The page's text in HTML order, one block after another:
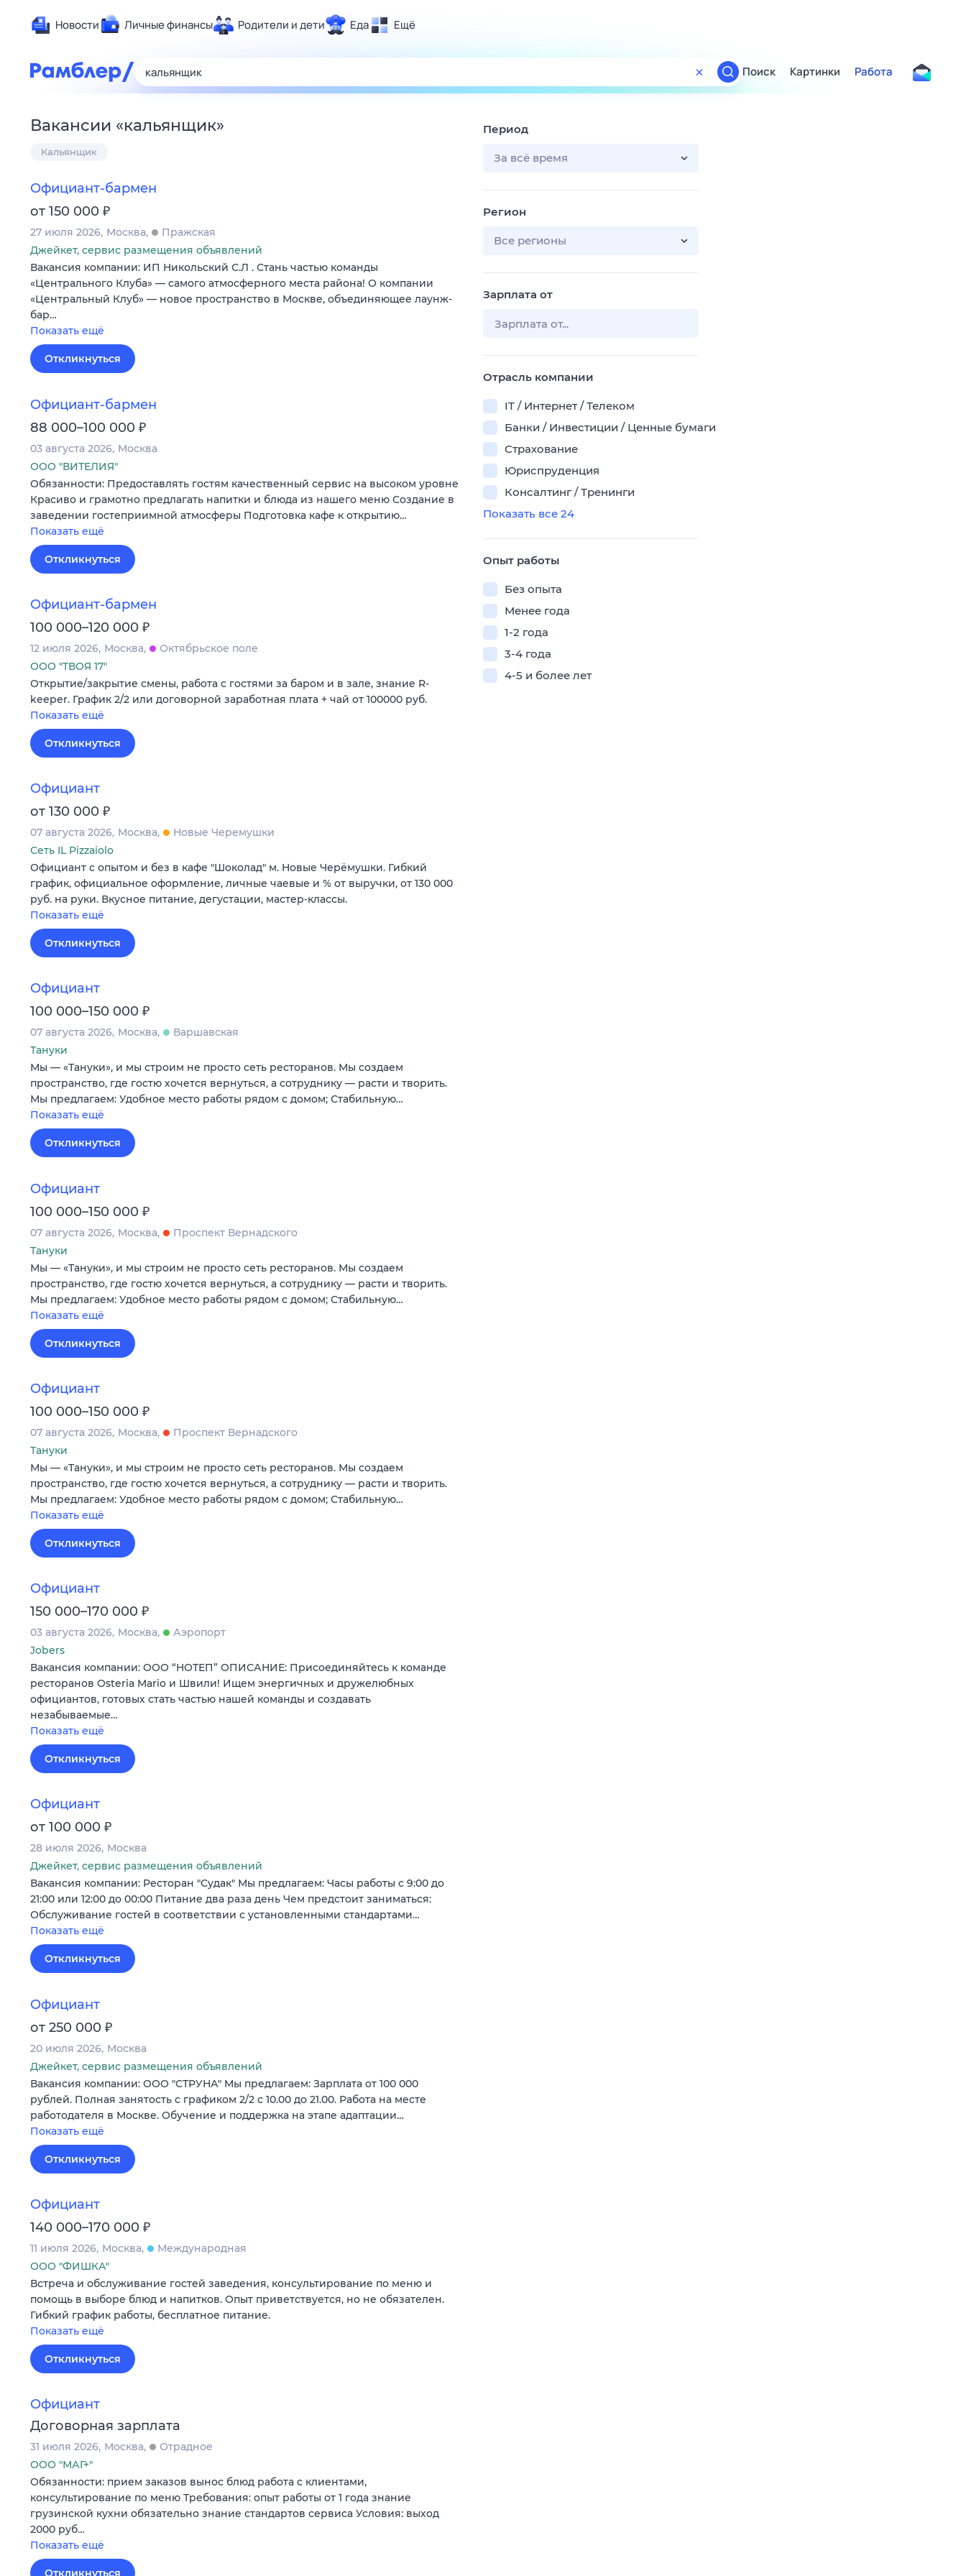
Новости Личные финансы Родители и дети Еда Ещё
Развлечения и отдых
Гороскопы
Поиск
ТВ-программа
Поиск Картинки Работа
Вакансии «кальянщик»
Кальянщик
Официант-бармен
от 150 000 ₽
27 июля 2026 Москва
Пражская
Джейкет, сервис размещения объявлений
Вакансия компании: ИП Никольский С.Л . Стань частью команды
«Центрального Клуба» — самого атмосферного места района! О компании
«Центральный Клуб» — новое пространство в Москве, объединяющее лаунж-
бар…
Показать ещё
Откликнуться
Официант-бармен
88 000–100 000 ₽
03 августа 2026 Москва
ООО "ВИТЕЛИЯ"
Обязанности: Предоставлять гостям качественный сервис на высоком уровне
Красиво и грамотно предлагать напитки и блюда из нашего меню Создание в
заведении гостеприимной атмосферы Подготовка кафе к открытию…
Показать ещё
Откликнуться
Официант-бармен
100 000–120 000 ₽
12 июля 2026 Москва
Октябрьское поле
ООО "ТВОЯ 17"
Открытие/закрытие смены, работа с гостями за баром и в зале, знание R-
keeper. График 2/2 или договорной заработная плата + чай от 100000 руб.
Показать ещё
Откликнуться
Официант
от 130 000 ₽
07 августа 2026 Москва
Новые Черемушки
Сеть IL Pizzaiolo
Официант с опытом и без в кафе "Шоколад" м. Новые Черёмушки. Гибкий
график, официальное оформление, личные чаевые и % от выручки, от 130 000
руб. на руки. Вкусное питание, дегустации, мастер-классы.
Показать ещё
Откликнуться
Официант
100 000–150 000 ₽
07 августа 2026 Москва
Варшавская
Тануки
Мы — «Тануки», и мы строим не просто сеть ресторанов. Мы создаем
пространство, где гостю хочется вернуться, а сотруднику — расти и творить.
Мы предлагаем: Удобное место работы рядом с домом; Стабильную…
Показать ещё
Откликнуться
Официант
100 000–150 000 ₽
07 августа 2026 Москва
Проспект Вернадского
Тануки
Мы — «Тануки», и мы строим не просто сеть ресторанов. Мы создаем
пространство, где гостю хочется вернуться, а сотруднику — расти и творить.
Мы предлагаем: Удобное место работы рядом с домом; Стабильную…
Показать ещё
Откликнуться
Официант
100 000–150 000 ₽
07 августа 2026 Москва
Проспект Вернадского
Тануки
Мы — «Тануки», и мы строим не просто сеть ресторанов. Мы создаем
пространство, где гостю хочется вернуться, а сотруднику — расти и творить.
Мы предлагаем: Удобное место работы рядом с домом; Стабильную…
Показать ещё
Откликнуться
Официант
150 000–170 000 ₽
03 августа 2026 Москва
Аэропорт
Jobers
Вакансия компании: ООО “НОТЕП” ОПИСАНИЕ: Присоединяйтесь к команде
ресторанов Osteria Mario и Швили! Ищем энергичных и дружелюбных
официантов, готовых стать частью нашей команды и создавать
незабываемые…
Показать ещё
Откликнуться
Официант
от 100 000 ₽
28 июля 2026 Москва
Джейкет, сервис размещения объявлений
Вакансия компании: Ресторан "Судак" Мы предлагаем: Часы работы с 9:00 до
21:00 или 12:00 до 00:00 Питание два раза день Чем предстоит заниматься:
Обслуживание гостей в соответствии с установленными стандартами…
Показать ещё
Откликнуться
Официант
от 250 000 ₽
20 июля 2026 Москва
Джейкет, сервис размещения объявлений
Вакансия компании: ООО "СТРУНА" Мы предлагаем: Зарплата от 100 000
рублей. Полная занятость с графиком 2/2 с 10.00 до 21.00. Работа на месте
работодателя в Москве. Обучение и поддержка на этапе адаптации…
Показать ещё
Откликнуться
Официант
140 000–170 000 ₽
11 июля 2026 Москва
Международная
ООО "ФИШКА"
Встреча и обслуживание гостей заведения, консультирование по меню и
помощь в выборе блюд и напитков. Опыт приветствуется, но не обязателен.
Гибкий график работы, бесплатное питание.
Показать ещё
Откликнуться
Официант
Договорная зарплата
31 июля 2026 Москва
Отрадное
ООО "МАГ+"
Обязанности: прием заказов вынос блюд работа с клиентами,
консультирование по меню Требования: опыт работы от 1 года знание
грузинской кухни обязательно знание стандартов сервиса Условия: выход
2000 руб…
Показать ещё
Откликнуться
Период
За всё время
Регион
Все регионы
Зарплата от
Отрасль компании
IT / Интернет / Телеком
Банки / Инвестиции / Ценные бумаги
Страхование
Юриспруденция
Консалтинг / Тренинги
Показать все 24
Опыт работы
Без опыта
Менее года
1-2 года
3-4 года
4-5 и более лет